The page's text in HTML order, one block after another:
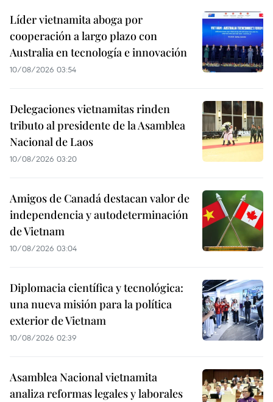
Líder vietnamita aboga por
cooperación a largo plazo con
Australia en tecnología e innovación
10/08/2026 03:54
Delegaciones vietnamitas rinden
tributo al presidente de la Asamblea
Nacional de Laos
10/08/2026 03:20
Amigos de Canadá destacan valor de
independencia y autodeterminación
de Vietnam
10/08/2026 03:04
Diplomacia científica y tecnológica:
una nueva misión para la política
exterior de Vietnam
10/08/2026 02:39
Asamblea Nacional vietnamita
analiza reformas legales y laborales